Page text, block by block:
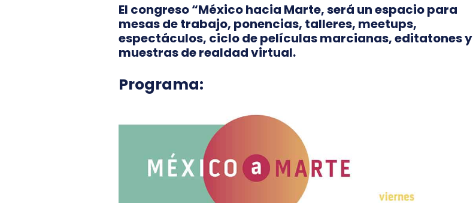
El congreso “México hacia Marte, será un espacio para
mesas de trabajo, ponencias, talleres, meetups,
espectáculos, ciclo de películas marcianas, editatones y
muestras de realdad virtual.
Programa: